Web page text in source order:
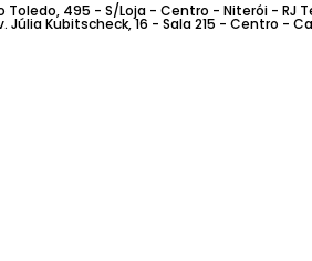
Toledo, 495 - S/Loja - Centro - Niterói - RJ
Júlia Kubitscheck, 16 - Sala 215 - Centro -